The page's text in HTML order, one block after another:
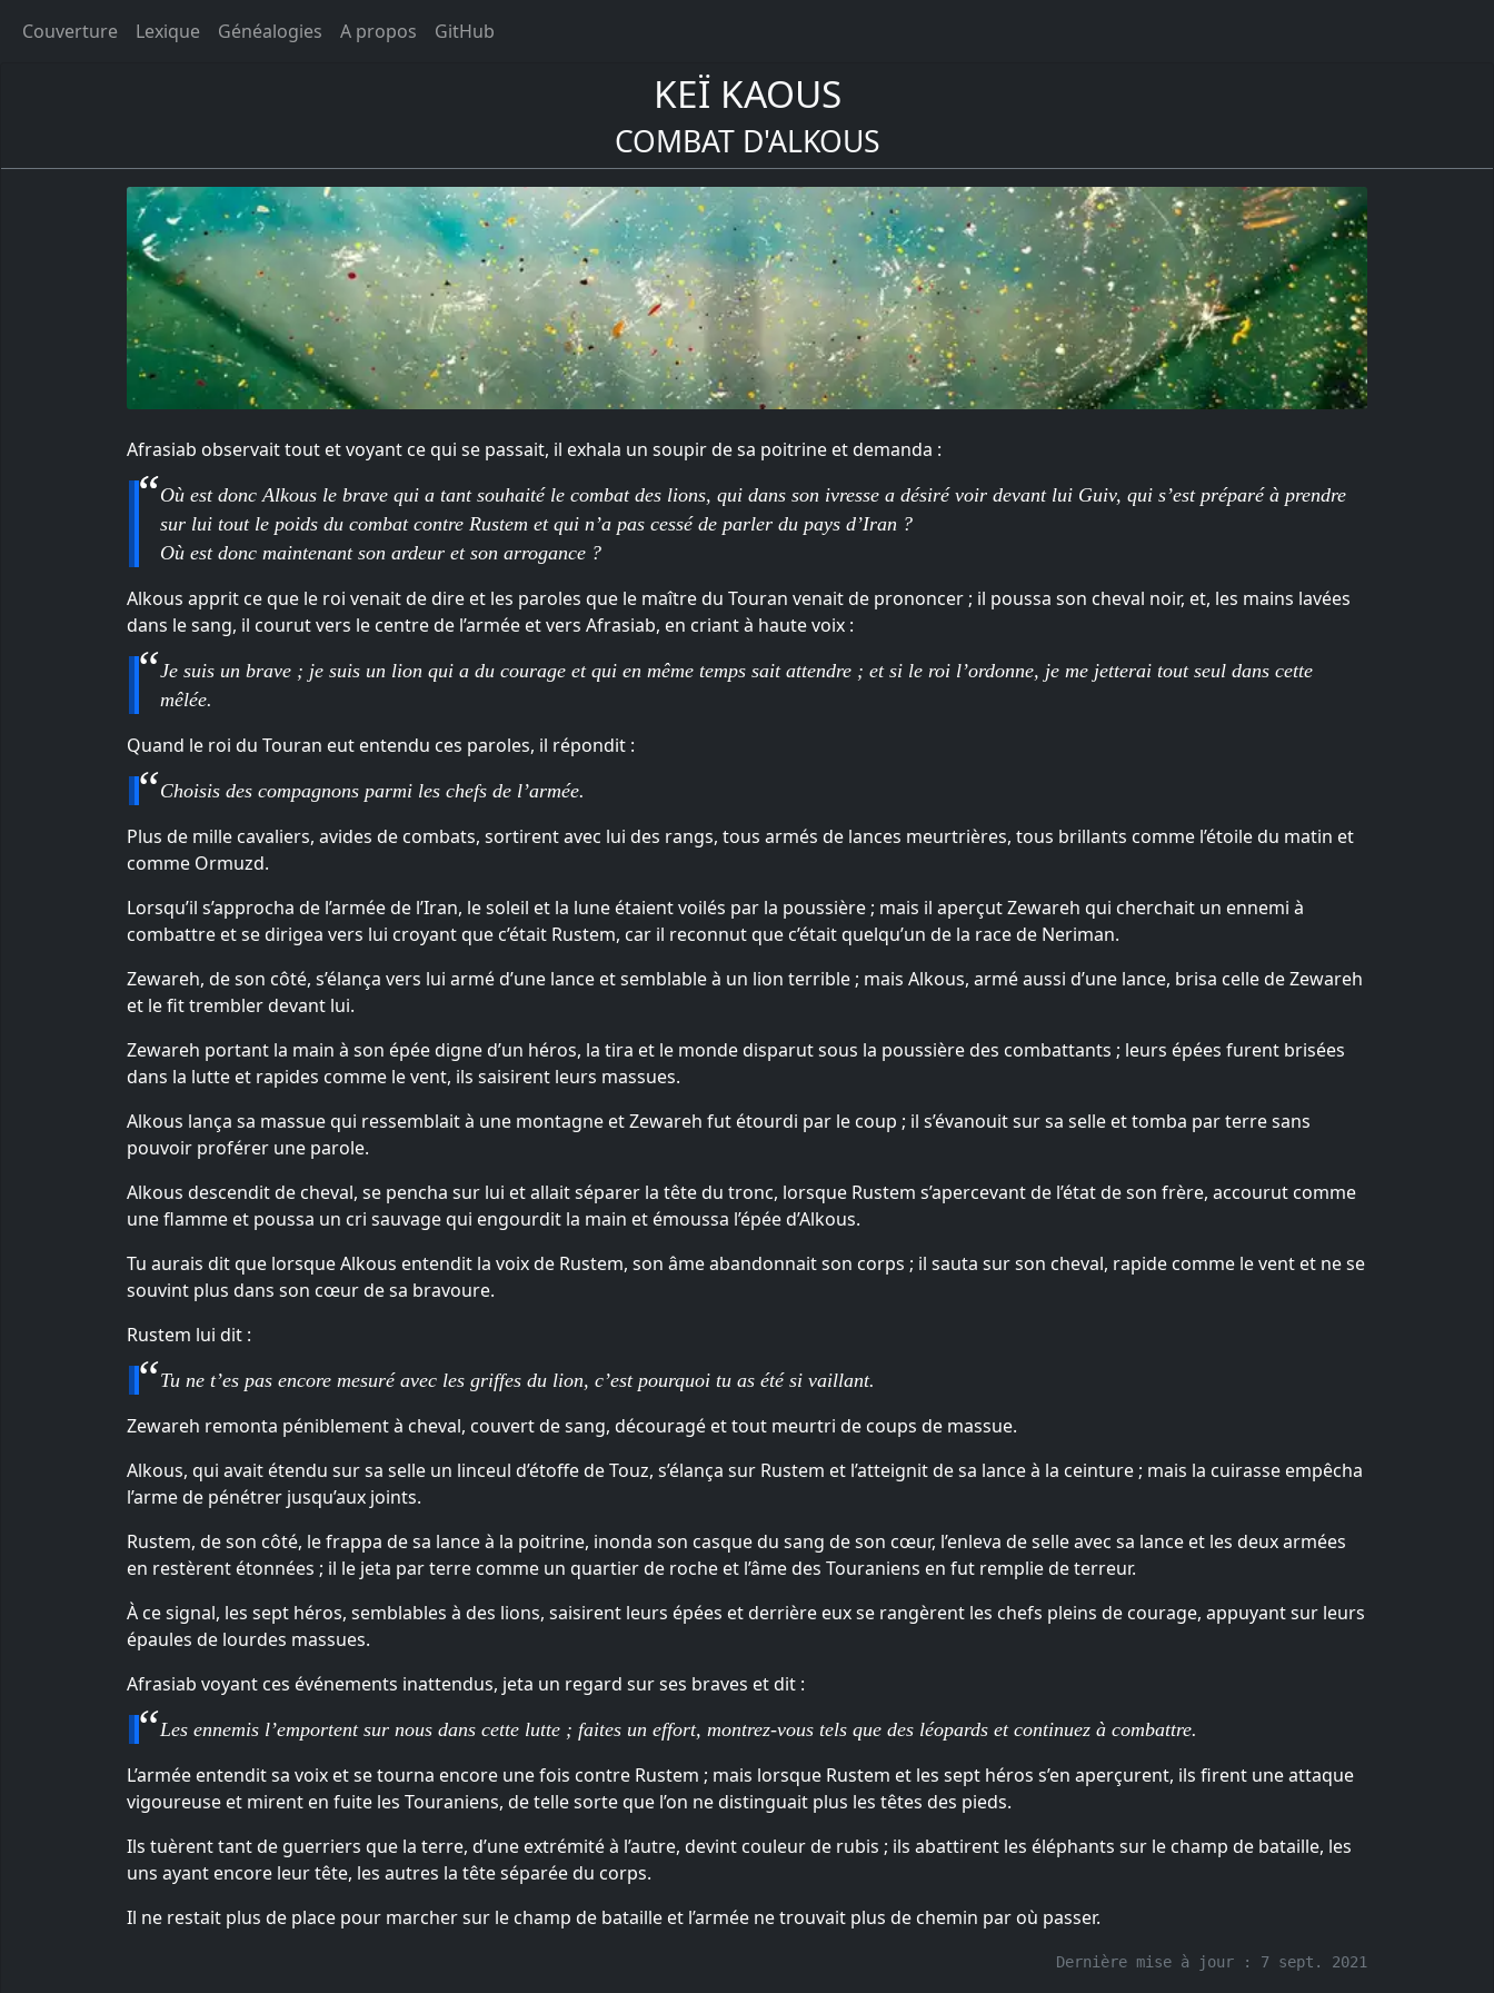
Couverture Lexique Généalogies A propos GitHub
KEÏ KAOUS
COMBAT D'ALKOUS
Afrasiab observait tout et voyant ce qui se passait, il exhala un soupir de sa poitrine et demanda :
Où est donc Alkous le brave qui a tant souhaité le combat des lions, qui dans son ivresse a désiré voir devant lui Guiv, qui s’est préparé à prendre
sur lui tout le poids du combat contre Rustem et qui n’a pas cessé de parler du pays d’Iran ?
Où est donc maintenant son ardeur et son arrogance ?
Alkous apprit ce que le roi venait de dire et les paroles que le maître du Touran venait de prononcer ; il poussa son cheval noir, et, les mains lavées
dans le sang, il courut vers le centre de l’armée et vers Afrasiab, en criant à haute voix :
Je suis un brave ; je suis un lion qui a du courage et qui en même temps sait attendre ; et si le roi l’ordonne, je me jetterai tout seul dans cette
mêlée.
Quand le roi du Touran eut entendu ces paroles, il répondit :
Choisis des compagnons parmi les chefs de l’armée.
Plus de mille cavaliers, avides de combats, sortirent avec lui des rangs, tous armés de lances meurtrières, tous brillants comme l’étoile du matin et
comme Ormuzd.
Lorsqu’il s’approcha de l’armée de l’Iran, le soleil et la lune étaient voilés par la poussière ; mais il aperçut Zewareh qui cherchait un ennemi à
combattre et se dirigea vers lui croyant que c’était Rustem, car il reconnut que c’était quelqu’un de la race de Neriman.
Zewareh, de son côté, s’élança vers lui armé d’une lance et semblable à un lion terrible ; mais Alkous, armé aussi d’une lance, brisa celle de Zewareh
et le fit trembler devant lui.
Zewareh portant la main à son épée digne d’un héros, la tira et le monde disparut sous la poussière des combattants ; leurs épées furent brisées
dans la lutte et rapides comme le vent, ils saisirent leurs massues.
Alkous lança sa massue qui ressemblait à une montagne et Zewareh fut étourdi par le coup ; il s’évanouit sur sa selle et tomba par terre sans
pouvoir proférer une parole.
Alkous descendit de cheval, se pencha sur lui et allait séparer la tête du tronc, lorsque Rustem s’apercevant de l’état de son frère, accourut comme
une flamme et poussa un cri sauvage qui engourdit la main et émoussa l’épée d’Alkous.
Tu aurais dit que lorsque Alkous entendit la voix de Rustem, son âme abandonnait son corps ; il sauta sur son cheval, rapide comme le vent et ne se
souvint plus dans son cœur de sa bravoure.
Rustem lui dit :
Tu ne t’es pas encore mesuré avec les griffes du lion, c’est pourquoi tu as été si vaillant.
Zewareh remonta péniblement à cheval, couvert de sang, découragé et tout meurtri de coups de massue.
Alkous, qui avait étendu sur sa selle un linceul d’étoffe de Touz, s’élança sur Rustem et l’atteignit de sa lance à la ceinture ; mais la cuirasse empêcha
l’arme de pénétrer jusqu’aux joints.
Rustem, de son côté, le frappa de sa lance à la poitrine, inonda son casque du sang de son cœur, l’enleva de selle avec sa lance et les deux armées
en restèrent étonnées ; il le jeta par terre comme un quartier de roche et l’âme des Touraniens en fut remplie de terreur.
À ce signal, les sept héros, semblables à des lions, saisirent leurs épées et derrière eux se rangèrent les chefs pleins de courage, appuyant sur leurs
épaules de lourdes massues.
Afrasiab voyant ces événements inattendus, jeta un regard sur ses braves et dit :
Les ennemis l’emportent sur nous dans cette lutte ; faites un effort, montrez-vous tels que des léopards et continuez à combattre.
L’armée entendit sa voix et se tourna encore une fois contre Rustem ; mais lorsque Rustem et les sept héros s’en aperçurent, ils firent une attaque
vigoureuse et mirent en fuite les Touraniens, de telle sorte que l’on ne distinguait plus les têtes des pieds.
Ils tuèrent tant de guerriers que la terre, d’une extrémité à l’autre, devint couleur de rubis ; ils abattirent les éléphants sur le champ de bataille, les
uns ayant encore leur tête, les autres la tête séparée du corps.
Il ne restait plus de place pour marcher sur le champ de bataille et l’armée ne trouvait plus de chemin par où passer.
Dernière mise à jour : 7 sept. 2021